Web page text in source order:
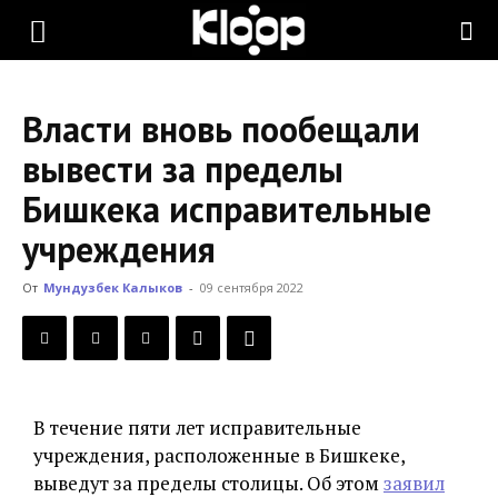
KLOOP.KG
Новости
Кыргызстана
Власти вновь пообещали
вывести за пределы
Бишкека исправительные
учреждения
От Мундузбек Калыков - 09 сентября 2022
В течение пяти лет исправительные
учреждения, расположенные в Бишкеке,
выведут за пределы столицы. Об этомзаявил